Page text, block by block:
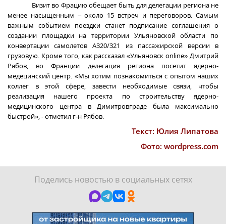
Визит во Фрацию обещает быть для делегации региона не
менее насыщенным – около 15 встреч и переговоров. Самым
важным событием поездки станет подписание соглашения о
создании площадки на территории Ульяновской области по
конвертации самолетов А320/321 из пассажирской версии в
грузовую. Кроме того, как рассказал «Ульяновскonline» Дмитрий
Рябов, во Франции делегация региона посетит ядерно-
медецинский центр. «Мы хотим познакомиться с опытом наших
коллег в этой сфере, завести необходимые связи, чтобы
реализация нашего проекта по строительству ядерно-
медицинского центра в Димитровграде была максимально
быстрой», - отметил г-н Рябов.
Текст: Юлия Липатова
Фото: wordpress.com
Поделись новостью в социальных сетях